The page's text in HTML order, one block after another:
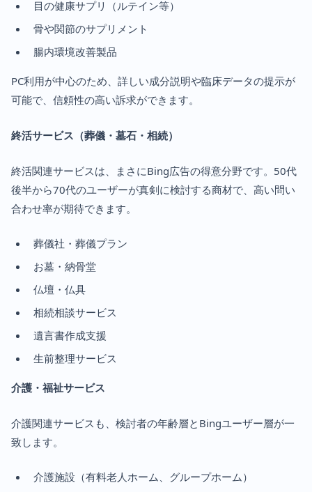
目の健康サプリ（ルテイン等）
骨や関節のサプリメント
腸内環境改善製品
PC利用が中心のため、詳しい成分説明や臨床データの提示が
可能で、信頼性の高い訴求ができます。
終活サービス（葬儀・墓石・相続）
終活関連サービスは、まさにBing広告の得意分野です。50代
後半から70代のユーザーが真剣に検討する商材で、高い問い
合わせ率が期待できます。
葬儀社・葬儀プラン
お墓・納骨堂
仏壇・仏具
相続相談サービス
遺言書作成支援
生前整理サービス
介護・福祉サービス
介護関連サービスも、検討者の年齢層とBingユーザー層が一
致します。
介護施設（有料老人ホーム、グループホーム）